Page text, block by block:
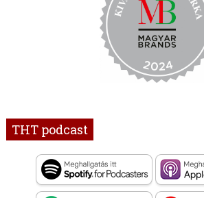
THT podcast